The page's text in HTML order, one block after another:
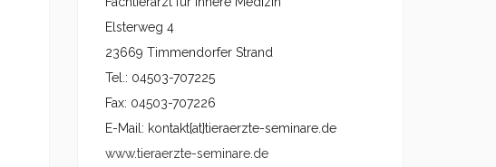
Elsterweg 4
23669 Timmendorfer Strand
Tel.: 04503-707225
Fax: 04503-707226
E-Mail: kontakt{at}tieraerzte-seminare.de
www.tieraerzte-seminare.de